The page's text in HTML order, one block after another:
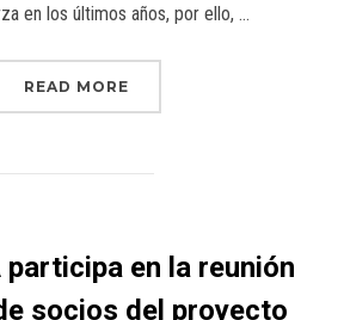
en los últimos años, por ello, …
READ MORE
participa en la reunión
socios del proyecto